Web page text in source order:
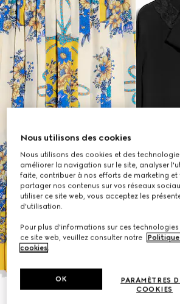
Nous utilisons des cookies
Nous utilisons des cookies et des
améliorer la navigation sur le site, analyser
faite, contribuer à nos efforts de marketing et
partager nos contenus sur vos réseaux
utiliser ce site web, vous acceptez les
d'utilisation.
Pour plus d'informations sur ces
ce site web, veuillez consulter notre
cookies.
PARAMÈTRES
COOKIES
OK